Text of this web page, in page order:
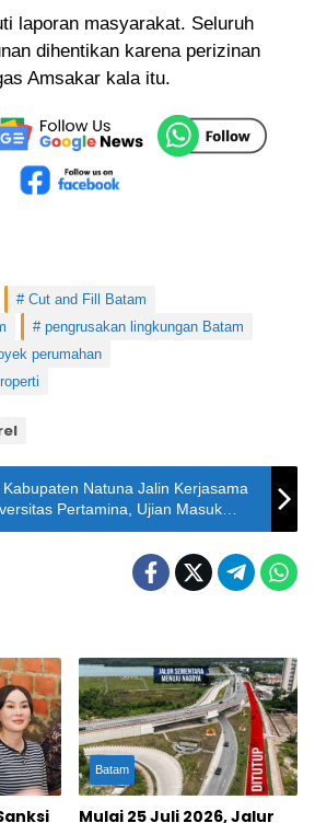
laporan masyarakat. Seluruh
dihentikan karena perizinan
Amsakar kala itu.
Cut and Fill Batam
pengrusakan lingkungan Batam
perumahan
Natuna Jalin Kerjasama
Pertamina, Ujian Masuk
Kini Bisa Dilakukan di Natuna
Batam
Mulai 25 Juli 2026, Jalur